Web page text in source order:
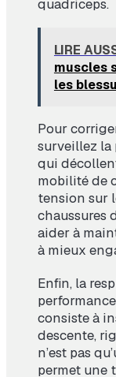
quadriceps.
LIRE
muscles
les
Pour
surveillez la
qui
mobilité de
tension sur
chaussures
aider à
à mieux
Enfin, la
consiste à
descente,
n’est pas
permet une